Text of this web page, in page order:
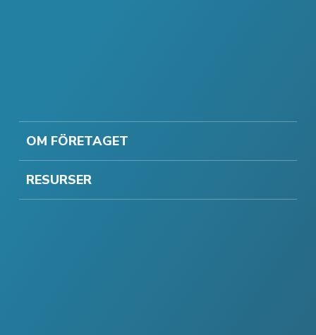
OM FÖRETAGET
RESURSER